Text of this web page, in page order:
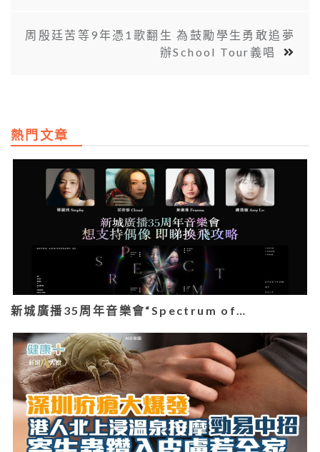
周殷廷苦等9年憑1歌翻生 為鼓勵學生勇敢追夢
辦School Tour義唱
熱門文章
新城廣播35周年音樂會“Spectrum of…